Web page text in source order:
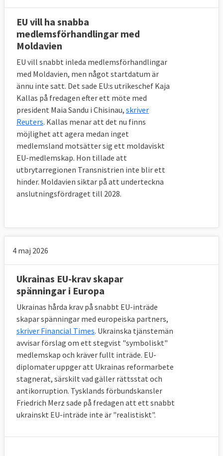
kandidatländerna uppfylla en rad
ekonomiska, politiska och administrativa
krav som ingår i de så kallade
Köpenhamnskriterierna
Europaportalen har sammanställt en rad
internationella index som återspeglar vissa
aspekter i kriterierna som graden av
demokrati och korruption. De visar även hur
rika och hur stora befolkningar länderna har
– frågor som inverkar på EU-
omfördelningen av pengar från rikare till
fattigare och på maktförhållanden i
unionens institutioner.
Demokrati
ett nuvarande medlemsland, Ungern,
medlemsländer vara demokratiska. Den
brittiska tidningen The Economists
forskningsenhet poängsätter sedan 2006
världens länder efter hur demokratiska de
är.
Dess senaste sammanställning täcker läget
2022 och talar ett tydligt språk om var
kandidat- och ansökarländerna befinner sig.
Alla länder, förutom Montenegro är mindre
demokratiska än det minst demokratiska
medlemslandet Rumänien. I botten
EU vill ha snabba
medlemsförhandlingar med
Moldavien
EU vill snabbt inleda medlemsförhandlingar
med Moldavien, men något startdatum är
ännu inte satt. Det sade EU:s utrikeschef Kaja
Kallas på fredagen efter ett möte med
president Maia Sandu i Chisinau, skriver
Reuters. Kallas menar att det nu finns
möjlighet att agera medan inget
medlemsland motsätter sig ett moldaviskt
EU-medlemskap. Hon tillade att
utbrytarregionen Transnistrien inte blir ett
hinder. Moldavien siktar på att underteckna
anslutningsfördraget till 2028.
4 maj 2026
Ukrainas EU-krav skapar
spänningar i Europa
Ukrainas hårda krav på snabbt EU-inträde
skapar spänningar med europeiska partners,
skriver Financial Times. Ukrainska tjänstemän
avvisar förslag om ett stegvist "symboliskt"
medlemskap och kräver fullt inträde. EU-
diplomater uppger att Ukrainas reformarbete
stagnerat, särskilt vad gäller rättsstat och
antikorruption. Tysklands förbundskansler
Friedrich Merz sade på fredagen att ett snabbt
ukrainskt EU-inträde inte är "realistiskt".